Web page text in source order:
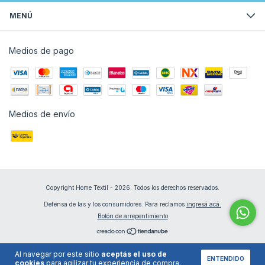
Al navegar por este sitio aceptás el uso de
cookies para agilizar tu experiencia de compra. ENTENDIDO
MENÚ
Medios de pago
Medios de envío
Copyright Home Textil - 2026. Todos los derechos reservados.
Defensa de las y los consumidores. Para reclamos ingresá acá.
Botón de arrepentimiento